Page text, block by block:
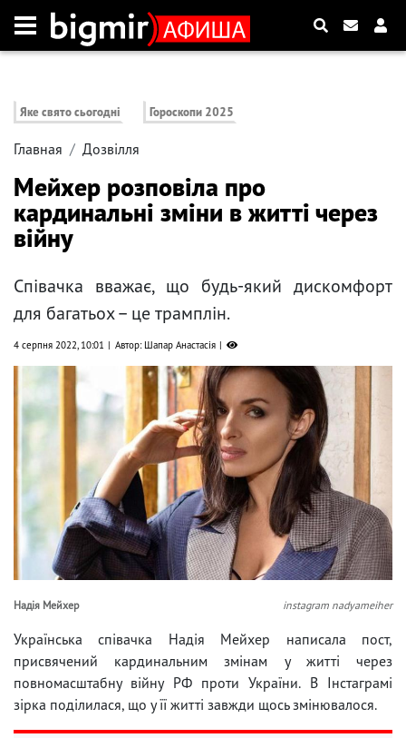
Яке свято сьогодні Гороскопи 2025
Главная Дозвілля
Мейхер розповіла про
кардинальні зміни в житті через
війну
Співачка вважає, що будь-який дискомфорт
для багатьох – це трамплін.
4 серпня 2022, 10:01 Автор: Шапар Анастасія
Надія Мейхер instagram nadyameiher
Українська співачка Надія Мейхер написала пост,
присвячений кардинальним змінам у житті через
повномасштабну війну РФ проти України. В Інстаграмі
зірка поділилася, що у її житті завжди щось змінювалося.